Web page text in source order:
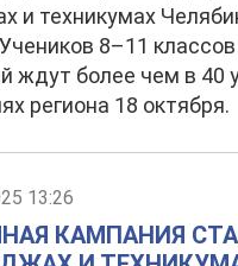
и техникумах
8–11
ждут более чем в 40
региона 18 октября.
13:26
КАМПАНИЯ